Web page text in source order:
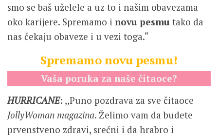
smo se baš uželele a uz to i našim obavezama
oko karijere. Spremamo i novu pesmu tako da
nas čekaju obaveze i u vezi toga.“
Spremamo novu pesmu!
Vaša poruka za naše čitaoce?
HURRICANE: ,,Puno pozdrava za sve čitaoce
JollyWoman magazina. Želimo vam da budete
prvenstveno zdravi, srećni i da hrabro i